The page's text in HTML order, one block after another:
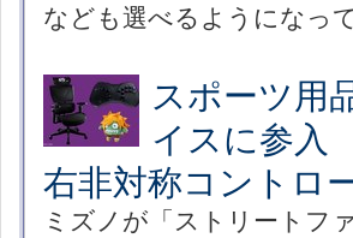
なども選べるようになっ
スポーツ用
イスに参入
右非対称コントロ
ミズノが「ストリートフ